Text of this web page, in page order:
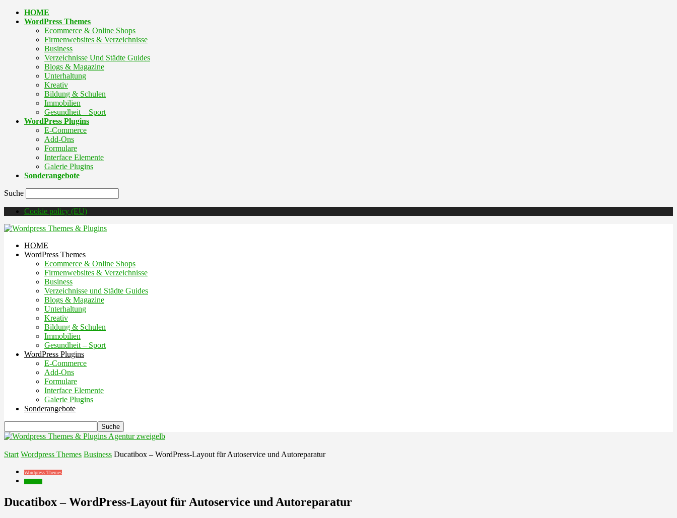
HOME
WordPress Themes
Ecommerce & Online Shops
Firmenwebsites & Verzeichnisse
Business
Verzeichnisse Und Städte Guides
Blogs & Magazine
Unterhaltung
Kreativ
Bildung & Schulen
Immobilien
Gesundheit – Sport
WordPress Plugins
E-Commerce
Add-Ons
Formulare
Interface Elemente
Galerie Plugins
Sonderangebote
Suche
Cookie policy (EU)
HOME
WordPress Themes
Ecommerce & Online Shops
Firmenwebsites & Verzeichnisse
Business
Verzeichnisse und Städte Guides
Blogs & Magazine
Unterhaltung
Kreativ
Bildung & Schulen
Immobilien
Gesundheit – Sport
WordPress Plugins
E-Commerce
Add-Ons
Formulare
Interface Elemente
Galerie Plugins
Sonderangebote
Agentur zweigelb
Start Wordpress Themes Business Ducatibox – WordPress-Layout für Autoservice und Autoreparatur
Wordpress Themes
Ducatibox – WordPress-Layout für Autoservice und Autoreparatur